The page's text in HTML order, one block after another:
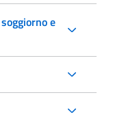
e